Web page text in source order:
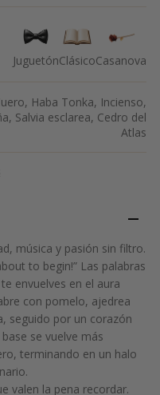
JuguetónClásicoCasanova
Haba Tonka, Incienso,
Salvia esclarea, Cedro del
Atlas
música y pasión sin filtro.
to begin!” Las palabras
envuelves en el aura
con pomelo, ajedrea
seguido por un corazón
se vuelve más
terminando en un halo
valen la pena recordar.